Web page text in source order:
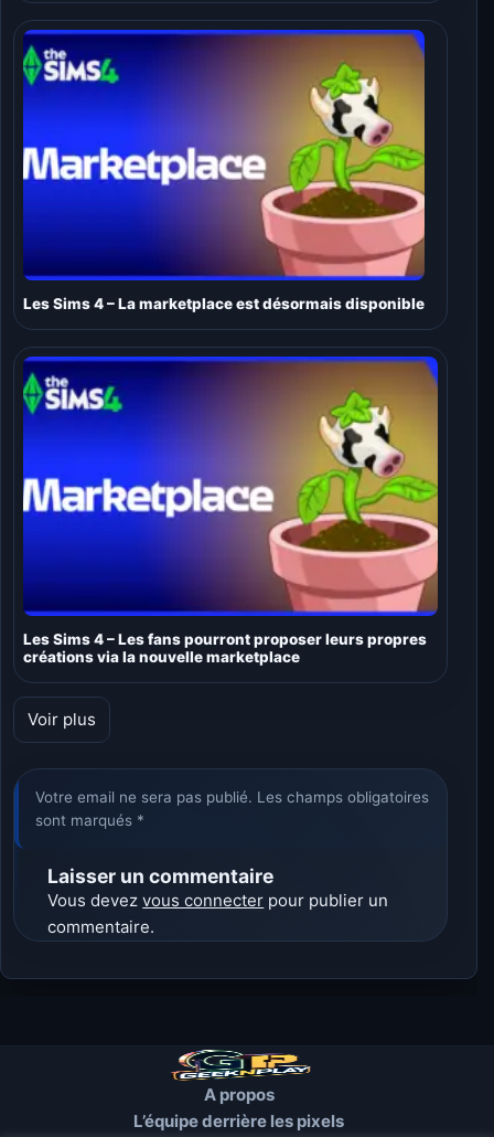
Les Sims 4 – La marketplace est désormais disponible
Les Sims 4 – Les fans pourront proposer leurs propres
créations via la nouvelle marketplace
Voir plus
Votre email ne sera pas publié. Les champs obligatoires
sont marqués *
Laisser un commentaire
Vous devezvous connecter pour publier un
commentaire.
A propos
L’équipe derrière les pixels